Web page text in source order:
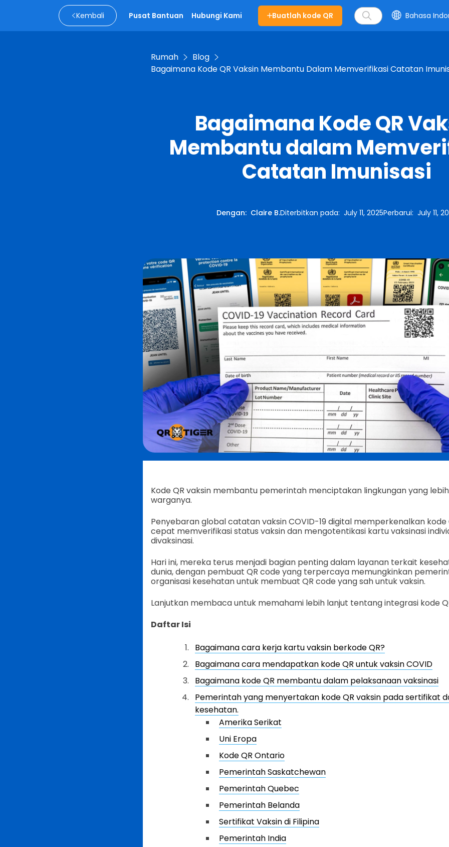
Kembali Pusat Bantuan Hubungi Kami Buatlah kode QR Bahasa
Rumah
Blog
Bagaimana Kode QR Vaksin Membantu Dalam Memverifikasi Catatan
Bagaimana Kode QR
Membantu dalam
Catatan Imunisasi
Dengan: Claire B.Diterbitkan pada: July 11, 2025Perbarui: July 11,
Kode QR vaksin membantu pemerintah menciptakan lingkungan yang
warganya.
Penyebaran global catatan vaksin COVID-19 digital memperkenalkan kode
cepat memverifikasi status vaksin dan mengotentikasi kartu vaksinasi
divaksinasi.
Hari ini, mereka terus menjadi bagian penting dalam layanan terkait
dunia, dengan pembuat QR code yang terpercaya memungkinkan
organisasi kesehatan untuk membuat QR code yang sah untuk vaksin.
Lanjutkan membaca untuk memahami lebih lanjut tentang integrasi kode
Daftar Isi
Bagaimana cara kerja kartu vaksin berkode QR?
Bagaimana cara mendapatkan kode QR untuk vaksin COVID
Bagaimana kode QR membantu dalam pelaksanaan vaksinasi
Pemerintah yang menyertakan kode QR vaksin pada sertifikat
kesehatan.
Amerika Serikat
Uni Eropa
Kode QR Ontario
Pemerintah Saskatchewan
Pemerintah Quebec
Pemerintah Belanda
Sertifikat Vaksin di Filipina
Pemerintah India